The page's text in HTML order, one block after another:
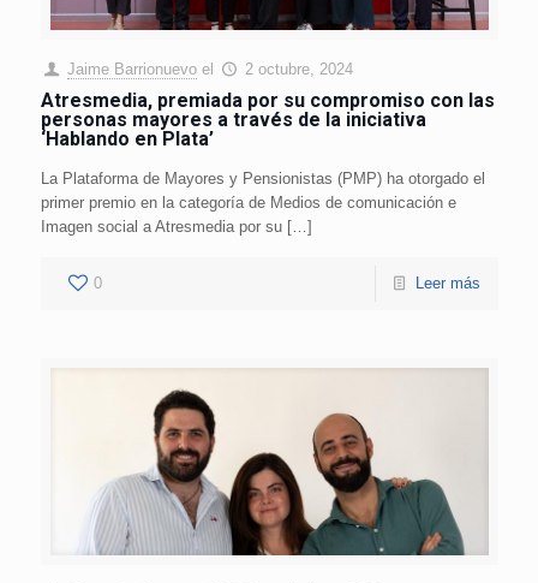
Jaime Barrionuevo el 2 octubre, 2024
Atresmedia, premiada por su compromiso con las
personas mayores a través de la iniciativa
‘Hablando en Plata’
La Plataforma de Mayores y Pensionistas (PMP) ha otorgado el
primer premio en la categoría de Medios de comunicación e
Imagen social a Atresmedia por su […]
0 Leer más